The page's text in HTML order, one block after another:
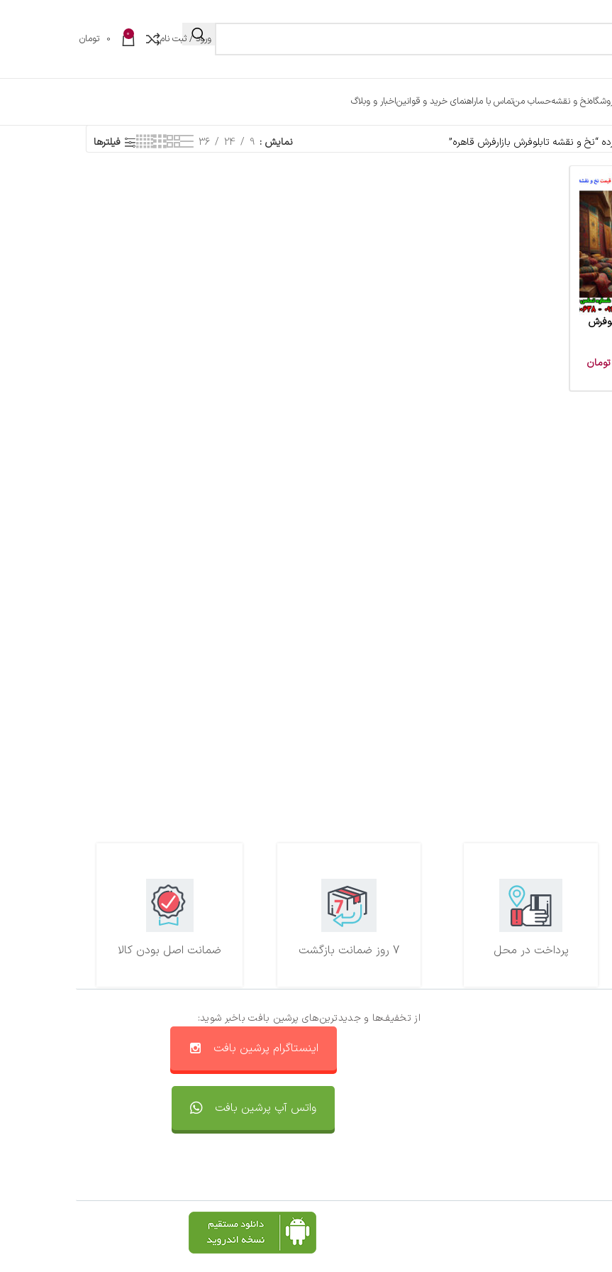
ورود / ثبت نام 0
0 تومان
نخ و نقشهحساب منتماس با ماراهنمای خرید و قوانیناخبار و وبلاگ
و نقشه تابلوفرش بازارفرش قاهره” نمایش 9
24
36 فیلترها
تومان
ضمانت اصل بودن کالا 7 روز ضمانت بازگشت پرداخت در محل
از تخفیف‌ها و جدیدترین‌های پرشین بافت باخبر شوید:
اینستاگرام پرشین بافت
واتس آپ پرشین بافت